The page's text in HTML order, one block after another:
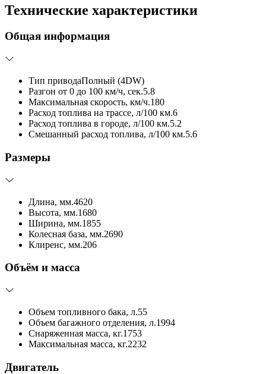
Технические характеристики
Общая информация
Тип приводаПолный (4DW)
Разгон от 0 до 100 км/ч, сек.5.8
Максимальная скорость, км/ч.180
Расход топлива на трассе, л/100 км.6
Расход топлива в городе, л/100 км.5.2
Смешанный расход топлива, л/100 км.5.6
Размеры
Длина, мм.4620
Высота, мм.1680
Ширина, мм.1855
Колесная база, мм.2690
Клиренс, мм.206
Объём и масса
Объем топливного бака, л.55
Объем багажного отделения, л.1994
Снаряженная масса, кг.1753
Максимальная масса, кг.2232
Двигатель